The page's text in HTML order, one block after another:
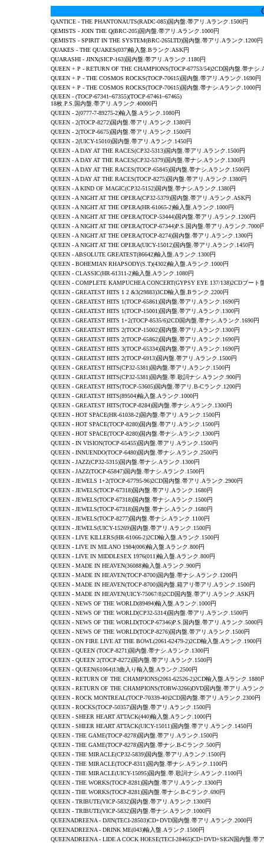
QANTICE - THE PHANTONAUTS(RADC-085)国内盤.帯アリ.Aランク.1500円
QEMISTS - JOIN THE Q(BRC-205)国内盤.帯アリ.Aランク.1000円
QEMISTS - SPIRIT IN THE SYSTEM(BRC-265LTD)国内盤.帯アリ.Aランク.1200円
QUAKES - THE QUAKES(037)輸入盤.Bランク.ASK円
QUARASHI - JINX(SICP-163)国内盤.帯アリ.Aランク.1180円
QUEEN + P - RETURN OF THE CHAMPIONS(TOCP-67753/54)2CD国内盤.帯ナシ
QUEEN + P - THE COSMOS ROCKS(TOCP-70615)国内盤.帯アリ.Aランク.1690円
QUEEN + P - THE COSMOS ROCKS(TOCP-70615)国内盤.帯ナシ.Aランク.1000円
QUEEN - (TOCP-67341~67355)(TOCP-67461~67465)
18枚.P.S.国内盤.帯アリ.Aランク.40000円
QUEEN - 2(0777-7-89275-2)輸入盤.Aランク.1080円
QUEEN - 2(TOCP-8272)国内盤.帯アリ.Aランク.1380円
QUEEN - 2(TOCP-6675)国内盤.帯アリ.Aランク.1500円
QUEEN - 2(UICY-15010)国内盤.帯アリ.Aランク.1450円
QUEEN - A DAY AT THE RACES(CP32-5313)国内盤.帯アリ.Aランク.1500円
QUEEN - A DAY AT THE RACES(CP32-5379)国内盤.帯ナシ.Aランク.1300円
QUEEN - A DAY AT THE RACES(TOCP-65845)国内盤.帯ナシ.Aランク.1500円
QUEEN - A DAY AT THE RACES(TOCP-8275)国内盤.帯アリ.Aランク.1380円
QUEEN - A KIND OF MAGIC(CP32-5152)国内盤.帯ナシ.Aランク.1380円
QUEEN - A NIGHT AT THE OPERA(CP32-5379)国内盤.帯アリ.Aランク.ASK円
QUEEN - A NIGHT AT THE OPERA(HR-61065-2)輸入盤.Aランク.1000円
QUEEN - A NIGHT AT THE OPERA(TOCP-53444)国内盤.帯アリ.Aランク.1200円
QUEEN - A NIGHT AT THE OPERA(TOCP-67344)P.S.国内盤.帯アリ.Aランク.7000
QUEEN - A NIGHT AT THE OPERA(TOCP-8274)国内盤.帯アリ.Aランク.1300円
QUEEN - A NIGHT AT THE OPERA(UICY-15012)国内盤.帯アリ.Aランク.1450円
QUEEN - ABSOLUTE GREATEST(86642)輸入盤.Aランク.1300円
QUEEN - BOHEMIAN RHAPSODY(S.T)(4302)輸入盤.Aランク.1000円
QUEEN - CLASSIC(HR-61311-2)輸入盤.Aランク.1080円
QUEEN - COMPLETE KAMPUCHEA CONCERT(GYPSY EYE 137/138)2CDブート
QUEEN - GREATEST HITS 1 2 &3(29883)3CD輸入盤.Bランク.2200円
QUEEN - GREATEST HITS 1(TOCP-65861)国内盤.帯アリ.Aランク.1690円
QUEEN - GREATEST HITS 1(TOCP-15001)国内盤.帯アリ.Aランク.1300円
QUEEN - GREATEST HITS 1+2(TOCP-8535/6)2CD国内盤.帯ナシ.Aランク.1690円
QUEEN - GREATEST HITS 2(TOCP-15002)国内盤.帯アリ.Aランク.1300円
QUEEN - GREATEST HITS 2(TOCP-65862)国内盤.帯アリ.Aランク.1690円
QUEEN - GREATEST HITS 3(TOCP-65334)国内盤.帯アリ.Aランク.1690円
QUEEN - GREATEST HITS 2(TOCP-6913)国内盤.帯アリ.Aランク.1500円
QUEEN - GREATEST HITS(CP32-5381)国内盤.帯アリ.Aランク.1500円
QUEEN - GREATEST HITS(CP32-5381)国内盤.帯.歌詞ナシ.Aランク.900円
QUEEN - GREATEST HITS(TOCP-53605)国内盤.帯アリ.B-Cランク.1200円
QUEEN - GREATEST HITS(89504)輸入盤.Aランク.1000円
QUEEN - GREATEST HITS(TOCP-8284)国内盤.帯ナシ.Aランク.1300円
QUEEN - HOT SPACE(HR-61038-2)国内盤.帯アリ.Aランク.1500円
QUEEN - HOT SPACE(TOCP-8280)国内盤.帯アリ.Aランク.1500円
QUEEN - HOT SPACE(TOCP-8280)国内盤.帯ナシ.Aランク.1300円
QUEEN - IN VISION(TOCP-65455)国内盤.帯アリ.Aランク.1500円
QUEEN - INNUENDO(TOCP-6480)国内盤.帯ナシ.Aランク.2500円
QUEEN - JAZZ(CP32-5315)国内盤.帯ナシ.Aランク.1300円
QUEEN - JAZZ(TOCP-65847)国内盤.帯ナシ.Aランク.1500円
QUEEN - JEWELS 1+2(TOCP-67795-96)2CD国内盤.帯アリ.Aランク.2900円
QUEEN - JEWELS(TOCP-67318)国内盤.帯アリ.Aランク.1680円
QUEEN - JEWELS(TOCP-67318)国内盤.帯ナシ.Aランク.1500円
QUEEN - JEWELS(TOCP-67318)国内盤.帯ナシ.Aランク.1680円
QUEEN - JEWELS(TOCP-8277)国内盤.帯ナシ.Aランク.1100円
QUEEN - JEWELS(UICY-15269)国内盤.帯アリ.Aランク.1500円
QUEEN - LIVE KILLERS(HR-61066-2)2CD輸入盤.Aランク.1500円
QUEEN - LIVE IN MILANO 1984(006)輸入盤.Aランク.800円
QUEEN - LIVE IN MIDDLESEX 1976(011)輸入盤.Aランク.800円
QUEEN - MADE IN HEAVEN(36088)輸入盤.Aランク.900円
QUEEN - MADE IN HEAVEN(TOCP-8700)国内盤.帯ナシ.Aランク.1200円
QUEEN - MADE IN HEAVEN(TOCP-8700)国内盤.箱アリ帯アリ.Aランク.1500円
QUEEN - MADE IN HEAVEN(UICY-75067/8)2CD国内盤.帯アリ.Aランク.ASK円
QUEEN - NEWS OF THE WORLD(89494)輸入盤.Aランク.1000円
QUEEN - NEWS OF THE WORLD(CP32-5314)国内盤.帯アリ.Aランク.1500円
QUEEN - NEWS OF THE WORLD(TOCP-67346)P.S.国内盤.帯アリ.Aランク.5000円
QUEEN - NEWS OF THE WORLD(TOCP-8276)国内盤.帯アリ.Aランク.1500円
QUEEN - ON FIRE LIVE AT THE BOWL(2061-62479-2)2CD輸入盤.Aランク.1900円
QUEEN - QUEEN (TOCP-8271)国内盤.帯ナシ.Aランク.1300円
QUEEN - QUEEN 2(TOCP-8272)国内盤.帯アリ.Aランク.1500円
QUEEN - QUEEN(61064)13曲入り輸入盤.Aランク.2500円
QUEEN - RETURN OF THE CHAMPIONS(2061-62526-2)2CD輸入盤.Aランク.1880
QUEEN - RETURN OF THE CHAMPIONS(TOBW-3266)DVD国内盤.帯アリ.Aラン
QUEEN - ROCK MONTREAL(TOCP-70339-40)2CD国内盤.帯アリ.Aランク.2300円
QUEEN - ROCKS(TOCP-50357)国内盤.帯アリ.Aランク.1500円
QUEEN - SHEER HEART ATTACK(440)輸入盤.Aランク.1000円
QUEEN - SHEER HEART ATTACK(UICY-15011)国内盤.帯アリ.Aランク.1450円
QUEEN - THE GAME(TOCP-8278)国内盤.帯アリ.Aランク.1500円
QUEEN - THE GAME(TOCP-8278)国内盤.帯ナシ.B-Cランク.500円
QUEEN - THE MIRACLE(CP32-5839)国内盤.帯アリ.Aランク.1500円
QUEEN - THE MIRACLE(TOCP-8311)国内盤.帯ナシ.Aランク.1100円
QUEEN - THE MIRACLE(UICY-15095)国内盤.帯.歌詞ナシ.Aランク.1100円
QUEEN - THE WORKS(TOCP-8281)国内盤.帯アリ.Aランク.1300円
QUEEN - THE WORKS(TOCP-8281)国内盤.帯ナシ.B-Cランク.690円
QUEEN - TRIBUTE(VICP-5832)国内盤.帯アリ.Aランク.1300円
QUEEN - TRIBUTE(VICP-5832)国内盤.帯ナシ.Aランク.1000円
QUEENADREENA - DJIN(TECI-28503)CD+DVD国内盤.帯アリ.Aランク.2000円
QUEENADREENA - DRINK ME(043)輸入盤.Aランク.1500円
QUEENADREENA - LIDE A COCK HOESE(TECI-28465)CD+DVD+SIGN国内盤.帯